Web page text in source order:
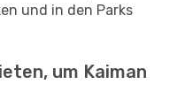
und in den Parks
um Kaiman